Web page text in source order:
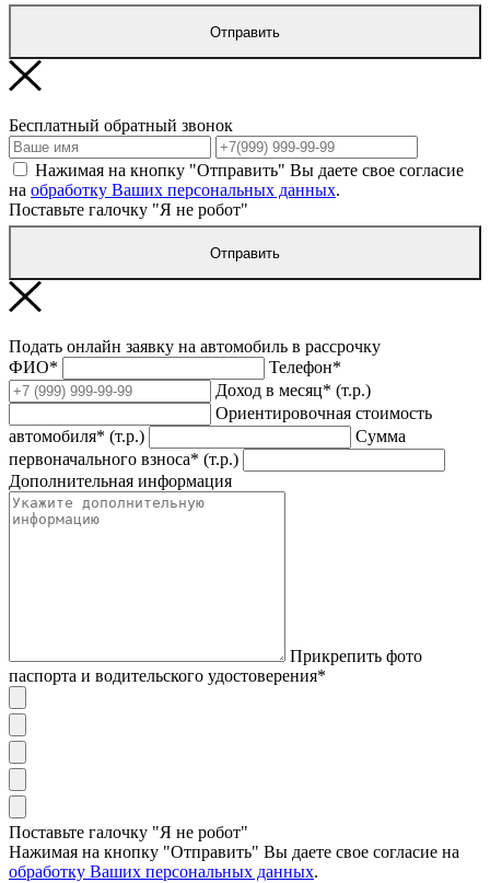
Отправить
Бесплатный обратный звонок
Нажимая на кнопку "Отправить" Вы даете свое согласие
на обработку Ваших персональных данных.
Поставьте галочку "Я не робот"
Отправить
Подать онлайн заявку на автомобиль в рассрочку
ФИО*
Телефон*
Доход в месяц* (т.р.)
Ориентировочная стоимость
автомобиля* (т.р.)
Сумма
первоначального взноса* (т.р.)
Дополнительная информация
Прикрепить фото
паспорта и водительского удостоверения*
Поставьте галочку "Я не робот"
Нажимая на кнопку "Отправить" Вы даете свое согласие на
обработку Ваших персональных данных.